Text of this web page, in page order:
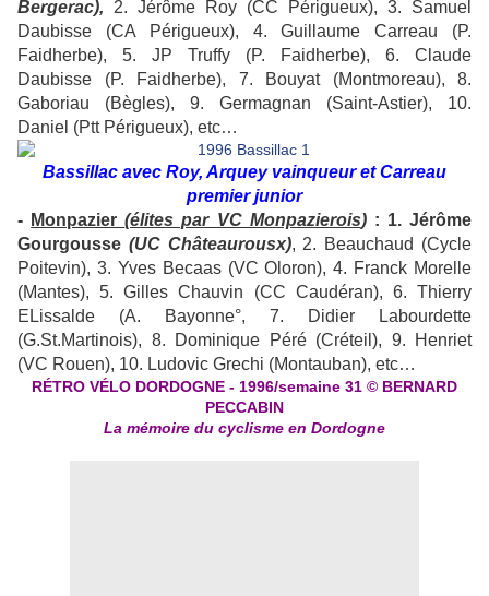
Bergerac),
2. Jérôme Roy (CC Périgueux), 3. Samuel
Daubisse (CA Périgueux), 4. Guillaume Carreau (P.
Faidherbe), 5. JP Truffy (P. Faidherbe), 6. Claude
Daubisse (P. Faidherbe), 7. Bouyat (Montmoreau), 8.
Gaboriau (Bègles), 9. Germagnan (Saint-Astier), 10.
Daniel (Ptt Périgueux), etc…
Bassillac avec Roy, Arquey vainqueur et Carreau
premier junior
- Monpazier(élites par VC Monpazierois): 1. Jérôme
Gourgousse (UC Châteaurousx), 2. Beauchaud (Cycle
Poitevin), 3. Yves Becaas (VC Oloron), 4. Franck Morelle
(Mantes), 5. Gilles Chauvin (CC Caudéran), 6. Thierry
ELissalde (A. Bayonne°, 7. Didier Labourdette
(G.St.Martinois), 8. Dominique Péré (Créteil), 9. Henriet
(VC Rouen), 10. Ludovic Grechi (Montauban), etc…
RÉTRO VÉLO DORDOGNE - 1996/semaine 31 © BERNARD
PECCABIN
La mémoire du cyclisme en Dordogne